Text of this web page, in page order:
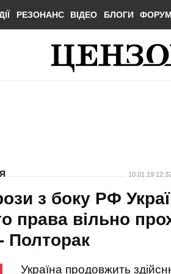
РЕЗОНАНС ВІДЕО БЛОГИ ФОРУМ
10.01.19
з боку РФ
права вільно
Полторак
Україна продовжить